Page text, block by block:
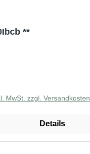
**
Preis:
MwSt. zzgl. Versandkosten
Details